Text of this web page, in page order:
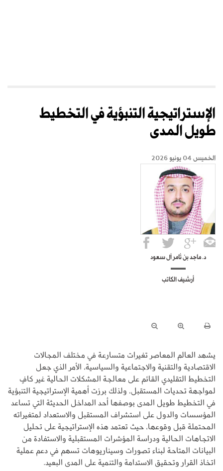
الإستراتيجية التنبؤية في التخطيط
طويل المدى
الخميس 04 يونيو 2026
د. ماجد بن ثامر آل سعود
أرشيف الكاتب
يشهد العالم المعاصر تغيرات متسارعة في مختلف المجالات
الاقتصادية والتقنية والاجتماعية والسياسية، الأمر الذي جعل
التخطيط التقليدي القائم على معالجة المشكلات الحالية غير كافٍ
لمواجهة تحديات المستقبل، ولذلك برزت أهمية الإستراتيجية التنبؤية
في التخطيط طويل المدى بوصفها أحد المداخل الحديثة التي تساعد
المؤسسات والدول على استشراف المستقبل والاستعداد لمتغيراته
المحتملة قبل وقوعها، حيث تعتمد هذه الإستراتيجية على تحليل
الاتجاهات الحالية ودراسة المؤشرات المستقبلية والاستفادة من
البيانات المتاحة لبناء تصورات وسيناريوهات تسهم في دعم عملية
اتخاذ القرار وتحقيق الاستدامة والتنمية على المدى البعيد.